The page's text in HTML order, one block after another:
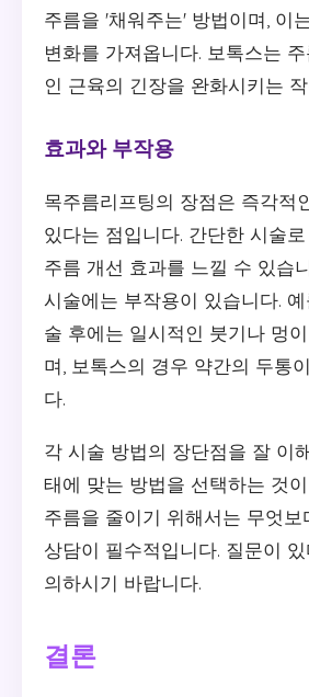
주름을 '채워주는' 방법이며, 이
변화를 가져옵니다. 보톡스는
인 근육의 긴장을 완화시키는
효과와 부작용
목주름리프팅의 장점은 즉각적
있다는 점입니다. 간단한 시술
주름 개선 효과를 느낄 수 있습
시술에는 부작용이 있습니다.
술 후에는 일시적인 붓기나 멍
며, 보톡스의 경우 약간의 두통
다.
각 시술 방법의 장단점을 잘 이
태에 맞는 방법을 선택하는 것
주름을 줄이기 위해서는 무엇보
상담이 필수적입니다. 질문이
의하시기 바랍니다.
결론